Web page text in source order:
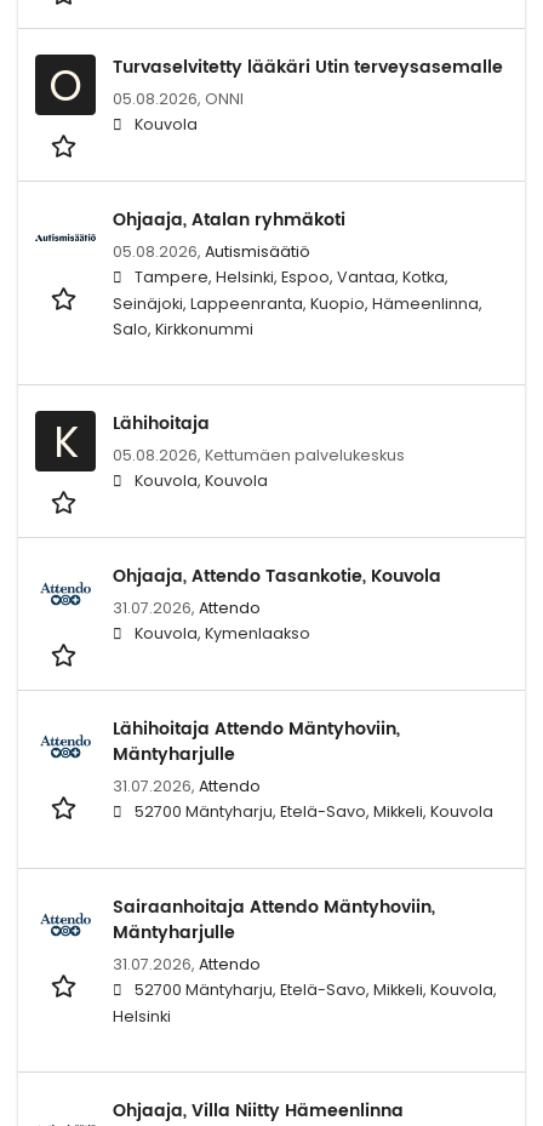
O Turvaselvitetty lääkäri Utin terveysasemalle
05.08.2026, ONNI
Kouvola
Ohjaaja, Atalan ryhmäkoti
05.08.2026, Autismisäätiö
Tampere, Helsinki, Espoo, Vantaa, Kotka,
Seinäjoki, Lappeenranta, Kuopio, Hämeenlinna,
Salo, Kirkkonummi
K Lähihoitaja
05.08.2026, Kettumäen palvelukeskus
Kouvola, Kouvola
Ohjaaja, Attendo Tasankotie, Kouvola
31.07.2026, Attendo
Kouvola, Kymenlaakso
Lähihoitaja Attendo Mäntyhoviin,
Mäntyharjulle
31.07.2026, Attendo
52700 Mäntyharju, Etelä-Savo, Mikkeli, Kouvola
Sairaanhoitaja Attendo Mäntyhoviin,
Mäntyharjulle
31.07.2026, Attendo
52700 Mäntyharju, Etelä-Savo, Mikkeli, Kouvola,
Helsinki
Ohjaaja, Villa Niitty Hämeenlinna